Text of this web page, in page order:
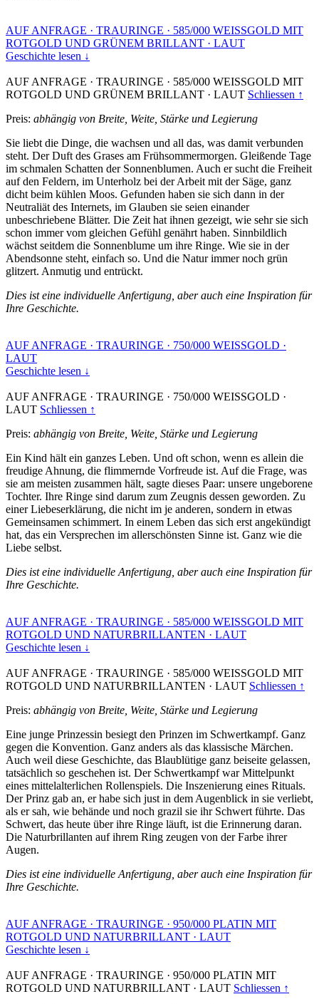
AUF ANFRAGE · TRAURINGE · 585/000 WEISSGOLD MIT
ROTGOLD UND GRÜNEM BRILLANT · LAUT
Geschichte lesen ↓
AUF ANFRAGE · TRAURINGE · 585/000 WEISSGOLD MIT
ROTGOLD UND GRÜNEM BRILLANT · LAUT Schliessen ↑
Preis: abhängig von Breite, Weite, Stärke und Legierung
Sie liebt die Dinge, die wachsen und all das, was damit verbunden
steht. Der Duft des Grases am Frühsommermorgen. Gleißende Tage
im schmalen Schatten der Sonnenblumen. Auch er sucht die Freiheit
auf den Feldern, im Unterholz bei der Arbeit mit der Säge, ganz
dicht beim kühlen Moos. Gefunden haben sie sich dann in der
Neutraliät des Internets, im Glauben sie seien einander
unbeschriebene Blätter. Die Zeit hat ihnen gezeigt, wie sehr sie sich
schon immer vom gleichen Gefühl genährt haben. Sinnbildlich
wächst seitdem die Sonnenblume um ihre Ringe. Wie sie in der
Abendsonne steht, einfach so. Und die Natur immer noch grün
glitzert. Anmutig und entrückt.
Dies ist eine individuelle Anfertigung, aber auch eine Inspiration für
Ihre Geschichte.
AUF ANFRAGE · TRAURINGE · 750/000 WEISSGOLD ·
LAUT
Geschichte lesen ↓
AUF ANFRAGE · TRAURINGE · 750/000 WEISSGOLD ·
LAUT Schliessen ↑
Preis: abhängig von Breite, Weite, Stärke und Legierung
Ein Kind hält ein ganzes Leben. Und oft schon, wenn es allein die
freudige Ahnung, die flimmernde Vorfreude ist. Auf die Frage, was
sie am meisten zusammen hält, sagte dieses Paar: unsere ungeborene
Tochter. Ihre Ringe sind darum zum Zeugnis dessen geworden. Zu
einer Liebeserklärung, die nicht im je anderen, sondern in etwas
Gemeinsamen schimmert. In einem Leben das sich erst angekündigt
hat, das ein Versprechen im allerschönsten Sinne ist. Ganz wie die
Liebe selbst.
Dies ist eine individuelle Anfertigung, aber auch eine Inspiration für
Ihre Geschichte.
AUF ANFRAGE · TRAURINGE · 585/000 WEISSGOLD MIT
ROTGOLD UND NATURBRILLANTEN · LAUT
Geschichte lesen ↓
AUF ANFRAGE · TRAURINGE · 585/000 WEISSGOLD MIT
ROTGOLD UND NATURBRILLANTEN · LAUT Schliessen ↑
Preis: abhängig von Breite, Weite, Stärke und Legierung
Eine junge Prinzessin besiegt den Prinzen im Schwertkampf. Ganz
gegen die Konvention. Ganz anders als das klassische Märchen.
Auch weil diese Geschichte, das Blaublütige ganz beiseite gelassen,
tatsächlich so geschehen ist. Der Schwertkampf war Mittelpunkt
eines mittelalterlichen Rollenspiels. Die Inszenierung eines Rituals.
Der Prinz gab an, er habe sich just in dem Augenblick in sie verliebt,
als er sah, wie behände und noch grazil sie ihr Schwert führte. Das
Schwert, das heute über ihre Ringe läuft, ist die Erinnerung daran.
Die Naturbrillanten auf ihrem Ring zeugen von der Farbe ihrer
Augen.
Dies ist eine individuelle Anfertigung, aber auch eine Inspiration für
Ihre Geschichte.
AUF ANFRAGE · TRAURINGE · 950/000 PLATIN MIT
ROTGOLD UND NATURBRILLANT · LAUT
Geschichte lesen ↓
AUF ANFRAGE · TRAURINGE · 950/000 PLATIN MIT
ROTGOLD UND NATURBRILLANT · LAUT Schliessen ↑